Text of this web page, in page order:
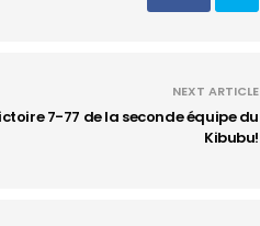
NEXT ARTICLE
7-77 de la seconde équipe du
Kibubu!